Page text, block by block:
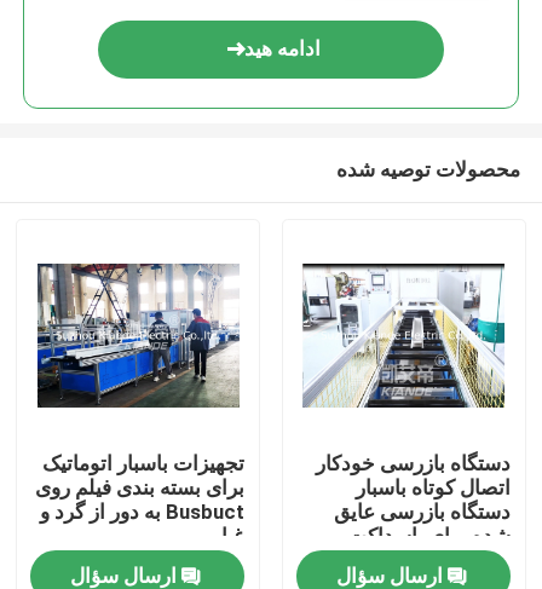
خانه
ادامه هید
محصولات توصیه شده
دستگاه بازرسی خودکار
اتصال کوتاه باسبار
دستگاه بازرسی عایق
شده برای باسداکت
ارسال سؤال
تجهیزات باسبار اتوماتیک
برای بسته بندی فیلم روی
Busbuct به دور از گرد و
غبار
ارسال سؤال